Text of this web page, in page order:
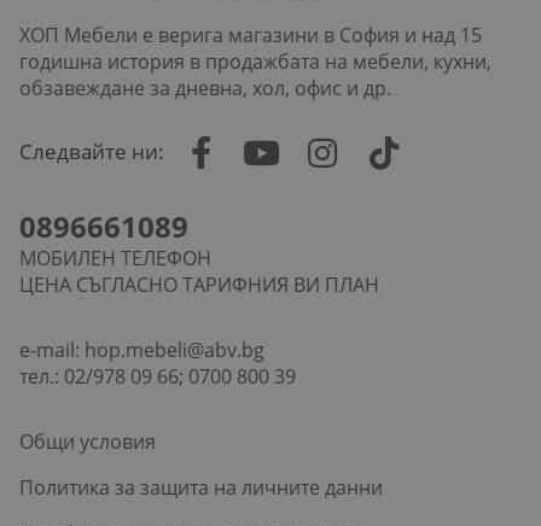
ХОП Мебели е верига магазини в София и над 15
годишна история в продажбата на мебели, кухни,
обзавеждане за дневна, хол, офис и др.
Следвайте ни:
0896661089
МОБИЛЕН ТЕЛЕФОН
ЦЕНА СЪГЛАСНО ТАРИФНИЯ ВИ ПЛАН
e-mail: hop.mebeli@abv.bg
тел.: 02/978 09 66; 0700 800 39
Общи условия
Политика за защита на личните данни